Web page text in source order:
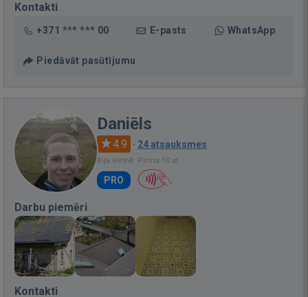
Kontakti
+371 *** *** 00 E-pasts WhatsApp
Piedāvāt pasūtījumu
Daniēls
4.9 · 24 atsauksmes
Bija vietnē: Pirms 10 st.
PRO
Darbu piemēri
Kontakti